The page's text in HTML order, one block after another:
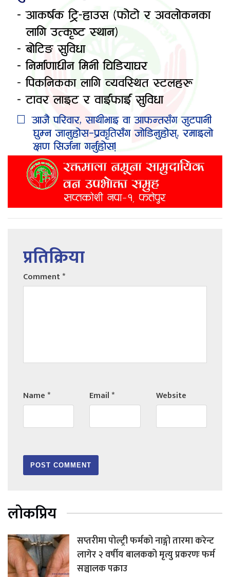
प्रतिक्रिया
Comment*
Name* Email* Website
लोकप्रिय
सप्तरीमा पोल्ट्री फर्मको नाङ्गो तारमा करेन्ट
लागेर २ वर्षीय बालकको मृत्यु प्रकरणः फर्म
सञ्चालक पक्राउ